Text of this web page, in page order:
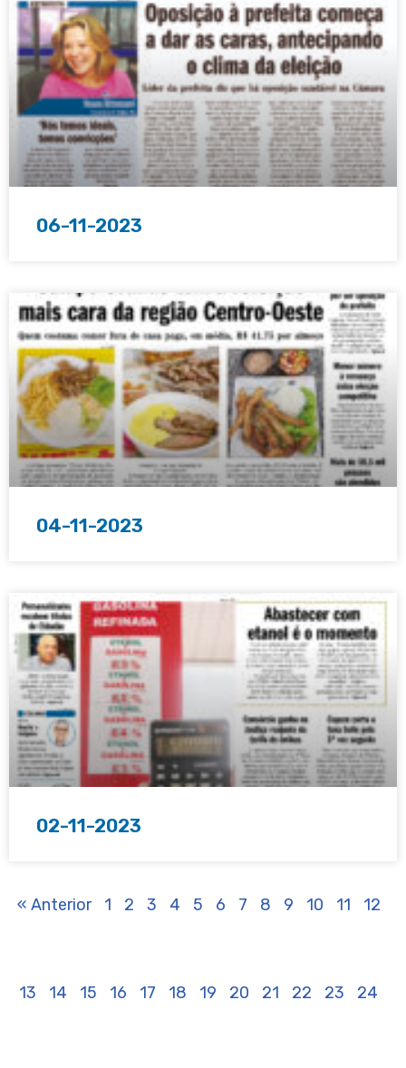
06-11-2023
04-11-2023
02-11-2023
« Anterior 1 2 3 4 5 6 7 8 9 10 11 12
13 14 15 16 17 18 19 20 21 22 23 24